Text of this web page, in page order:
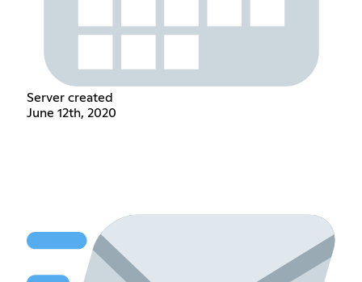
Server created
June 12th, 2020